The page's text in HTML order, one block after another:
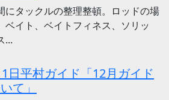
にタックルの整理整頓。ロッドの場
ベイト、ベイトフィネス、ソリッ
...
日平村ガイド「12月ガイド
て」